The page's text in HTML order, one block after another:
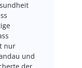
nur
und